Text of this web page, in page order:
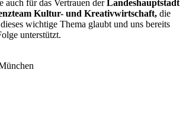
auch für das Vertrauen derLandeshauptstadt
Kultur- und Kreativwirtschaft, die
wichtige Thema glaubt und uns bereits
unterstützt.